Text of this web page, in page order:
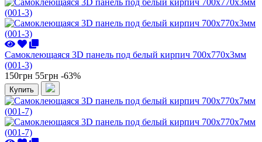
Самоклеющаяся 3D панель под белый кирпич 700x770x3мм
(001-3)
150грн 55грн -63%
Купить